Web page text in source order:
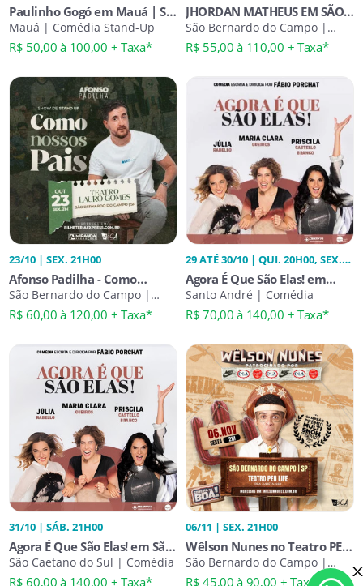
Paulinho Gogó em Mauá | Só
e Bem Acompanhado
Mauá | Comédia Stand-Up
R$ 50,00 à 100,00 + Taxa*
JHORDAN MATHEUS EM SÃO
BERNARDO - PASSANDO DE
FASE
São Bernardo do Campo |
Comédia Stand-Up
R$ 55,00 à 110,00 + Taxa*
23/10 | SEX. 21H00
Afonso Padilha - Como
Nossos Pais
São Bernardo do Campo |
Comédia Stand-Up
R$ 60,00 à 120,00 + Taxa*
29 ATÉ 30/10 | QUI. 20H00, SEX.
20H00
Agora É Que São Elas! em
Santo André
Santo André | Comédia
R$ 70,00 à 140,00 + Taxa*
31/10 | SÁB. 21H00
Agora É Que São Elas! em São
Caetano do Sul
São Caetano do Sul | Comédia
R$ 60,00 à 140,00 + Taxa*
06/11 | SEX. 21H00
Wêlson Nunes no Teatro PEN
LIFE | Comédia da Boa
São Bernardo do Campo |
Comédia Stand-Up
R$ 45,00 à 90,00 + Taxa*